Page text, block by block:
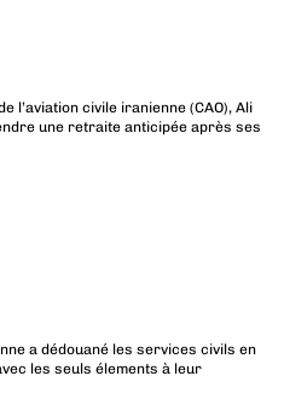
l’aviation civile iranienne (CAO), Ali
une retraite anticipée après ses
a dédouané les services civils en
les seuls élements à leur